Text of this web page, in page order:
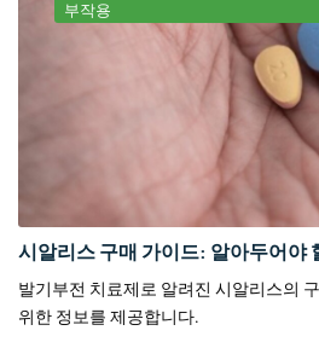
부작용
시알리스 구매 가이드: 알아두어야
발기부전 치료제로 알려진 시알리스의
위한 정보를 제공합니다.